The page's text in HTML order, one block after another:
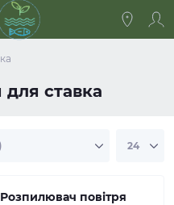
для ставка
Розпилювач повітря